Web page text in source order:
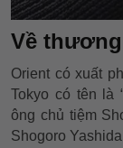
Về
Orient có xuất
Tokyo có tên là
ông chủ tiệm
Shogoro